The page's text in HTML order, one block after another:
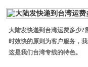
大陆发快递到台湾运费多少?
时效快的原则为客户服务，
这是我们台湾专线的特色